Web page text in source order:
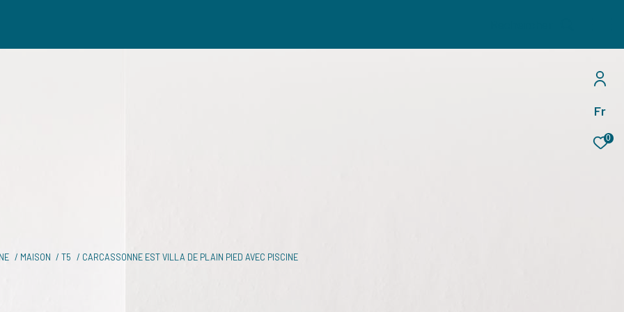
Fr
0
MAISON T5 CARCASSONNE EST VILLA DE PLAIN PIED AVEC PISCINE
à vos critères